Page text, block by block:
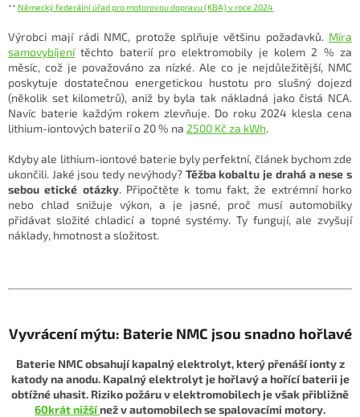
** Německý federální úřad pro motorovou dopravu (KBA) v roce 2024
Výrobci mají rádi NMC, protože splňuje většinu požadavků. Míra
samovybíjenítěchto baterií pro elektromobily je kolem 2 % za
měsíc, což je považováno za nízké. Ale co je nejdůležitější, NMC
poskytuje dostatečnou energetickou hustotu pro slušný dojezd
(několik set kilometrů), aniž by byla tak nákladná jako čistá NCA.
Navíc baterie každým rokem zlevňuje. Do roku 2024 klesla cena
lithium-iontových baterií o 20 % na 2500 Kč za kWh.
Kdyby ale lithium-iontové baterie byly perfektní, článek bychom zde
ukončili. Jaké jsou tedy nevýhody? Těžba kobaltu je drahá a nese s
sebou etické otázky. Připočtěte k tomu fakt, že extrémní horko
nebo chlad snižuje výkon, a je jasné, proč musí automobilky
přidávat složité chladicí a topné systémy. Ty fungují, ale zvyšují
náklady, hmotnost a složitost.
Vyvrácení mýtu: Baterie NMC jsou snadno hořlavé
Baterie NMC obsahují kapalný elektrolyt, který přenáší ionty z
katody na anodu. Kapalný elektrolyt je hořlavý a hořící baterii je
obtížné uhasit. Riziko požáru v elektromobilech je však přibližně
60krát nižšínež v automobilech se spalovacími motory.